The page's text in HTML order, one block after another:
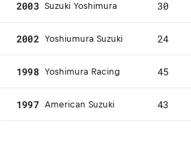
2003 Suzuki Yoshimura 30
2002 Yoshiumura Suzuki 24
1998 Yoshimura Racing 45
1997 American Suzuki 43